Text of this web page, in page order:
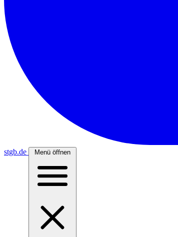
stgb.de Menü öffnen